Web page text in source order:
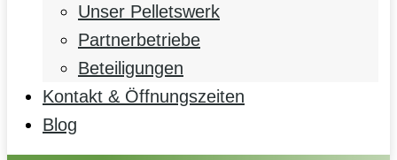
Unser Pelletswerk
Partnerbetriebe
Beteiligungen
Kontakt & Öffnungszeiten
Blog